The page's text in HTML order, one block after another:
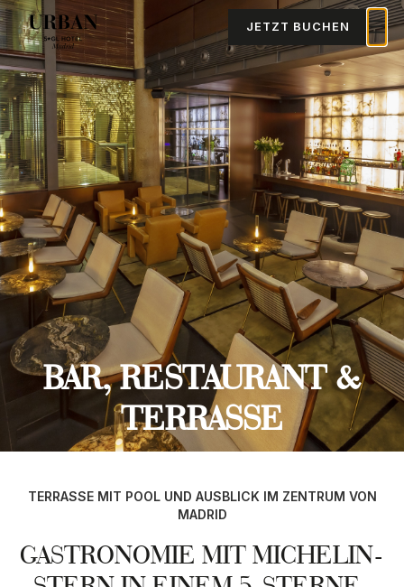
JETZT BUCHEN
BAR, RESTAURANT &
TERRASSE
TERRASSE MIT POOL UND AUSBLICK IM ZENTRUM VON
MADRID
GASTRONOMIE MIT MICHELIN-